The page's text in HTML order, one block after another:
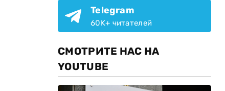
Telegram
60K+ читателей
СМОТРИТЕ НАС НА
YOUTUBE